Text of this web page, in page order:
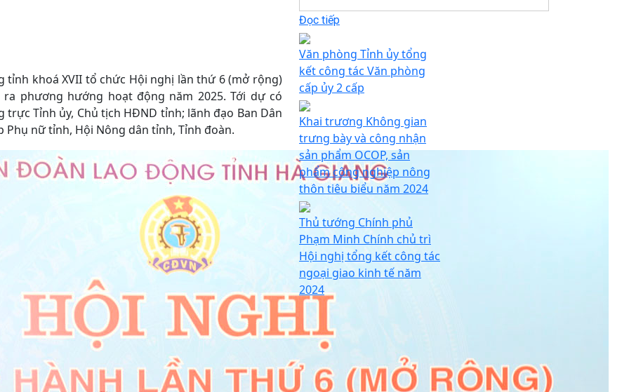
tỉnh khoá XVII tổ chức Hội nghị lần thứ 6 (mở rộng)
phương hướng hoạt động năm 2025. Tới dự có
Tỉnh ủy, Chủ tịch HĐND tỉnh; lãnh đạo Ban Dân
Phụ nữ tỉnh, Hội Nông dân tỉnh, Tỉnh đoàn.
Đọc tiếp
Văn phòng Tỉnh ủy tổng
kết công tác Văn phòng
cấp ủy 2 cấp
Khai trương Không gian
trưng bày và công nhận
sản phẩm OCOP, sản
phẩm công nghiệp nông
thôn tiêu biểu năm 2024
Thủ tướng Chính phủ
Phạm Minh Chính chủ trì
Hội nghị tổng kết công tác
ngoại giao kinh tế năm
2024